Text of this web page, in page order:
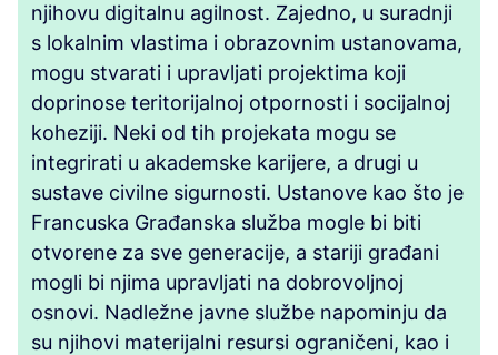
njihovu digitalnu agilnost. Zajedno, u suradnji
s lokalnim vlastima i obrazovnim ustanovama,
mogu stvarati i upravljati projektima koji
doprinose teritorijalnoj otpornosti i socijalnoj
koheziji. Neki od tih projekata mogu se
integrirati u akademske karijere, a drugi u
sustave civilne sigurnosti. Ustanove kao što je
Francuska Građanska služba mogle bi biti
otvorene za sve generacije, a stariji građani
mogli bi njima upravljati na dobrovoljnoj
osnovi. Nadležne javne službe napominju da
su njihovi materijalni resursi ograničeni, kao i